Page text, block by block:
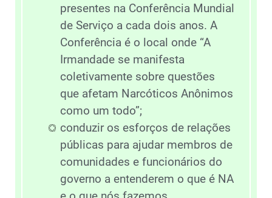
presentes na Conferência Mundial
de Serviço a cada dois anos. A
Conferência é o local onde “A
Irmandade se manifesta
coletivamente sobre questões
que afetam Narcóticos Anônimos
como um todo”;
conduzir os esforços de relações
públicas para ajudar membros de
comunidades e funcionários do
governo a entenderem o que é NA